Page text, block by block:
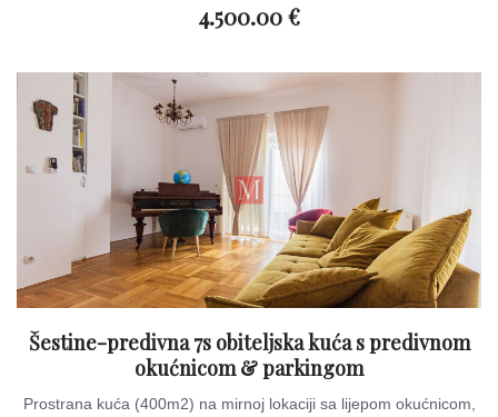
4.500.00 €
Šestine-predivna 7s obiteljska kuća s predivnom
okućnicom & parkingom
Prostrana kuća (400m2) na mirnoj lokaciji sa lijepom okućnicom,